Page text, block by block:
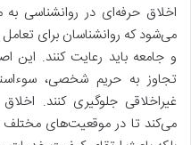
اخلاق حرفه‌ای در روانشناسی
می‌شود که روانشناسان برای
و جامعه باید رعایت کنند. این
تجاوز به حریم شخصی،
غیراخلاقی جلوگیری کنند.
می‌کند تا در موقعیت‌های